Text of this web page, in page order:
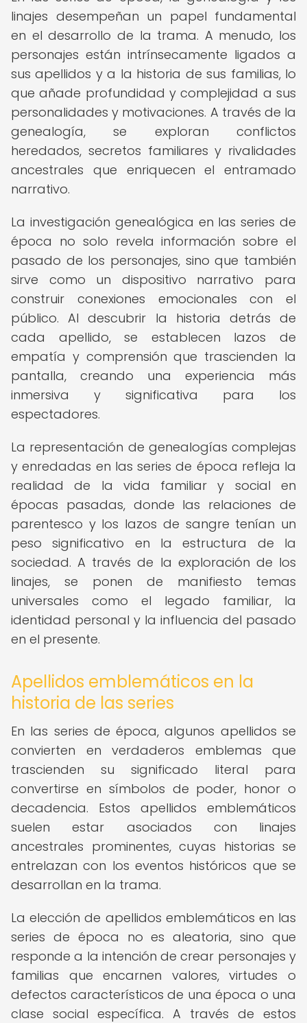
linajes desempeñan un papel fundamental
en el desarrollo de la trama. A menudo, los
personajes están intrínsecamente ligados a
sus apellidos y a la historia de sus familias, lo
que añade profundidad y complejidad a sus
personalidades y motivaciones. A través de la
genealogía, se exploran conflictos
heredados, secretos familiares y rivalidades
ancestrales que enriquecen el entramado
narrativo.
La investigación genealógica en las series de
época no solo revela información sobre el
pasado de los personajes, sino que también
sirve como un dispositivo narrativo para
construir conexiones emocionales con el
público. Al descubrir la historia detrás de
cada apellido, se establecen lazos de
empatía y comprensión que trascienden la
pantalla, creando una experiencia más
inmersiva y significativa para los
espectadores.
La representación de genealogías complejas
y enredadas en las series de época refleja la
realidad de la vida familiar y social en
épocas pasadas, donde las relaciones de
parentesco y los lazos de sangre tenían un
peso significativo en la estructura de la
sociedad. A través de la exploración de los
linajes, se ponen de manifiesto temas
universales como el legado familiar, la
identidad personal y la influencia del pasado
en el presente.
Apellidos emblemáticos en la
historia de las series
En las series de época, algunos apellidos se
convierten en verdaderos emblemas que
trascienden su significado literal para
convertirse en símbolos de poder, honor o
decadencia. Estos apellidos emblemáticos
suelen estar asociados con linajes
ancestrales prominentes, cuyas historias se
entrelazan con los eventos históricos que se
desarrollan en la trama.
La elección de apellidos emblemáticos en las
series de época no es aleatoria, sino que
responde a la intención de crear personajes y
familias que encarnen valores, virtudes o
defectos característicos de una época o una
clase social específica. A través de estos